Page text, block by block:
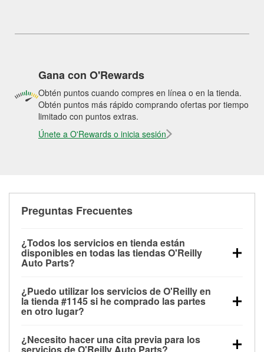
Gana con O'Rewards
Obtén puntos cuando compres en línea o en la tienda.
Obtén puntos más rápido comprando ofertas por tiempo
limitado con puntos extras.
Únete a O'Rewards o inicia sesión
Preguntas Frecuentes
¿Todos los servicios en tienda están
disponibles en todas las tiendas O'Reilly
Auto Parts?
las pruebas de batería, pruebas de alternador y
motor de arranque, revisión de la luz “Check Engine”
con O'Reilly VeriScan® e instalación de
limpiaparabrisas o bombillas, están disponibles en
todas las tiendas O'Reilly Auto Parts. La tienda
¿Puedo utilizar los servicios de O'Reilly en
la tienda #1145 si he comprado las partes
en otro lugar?
de O'Reilly Auto Parts que estén disponibles en la
¿Necesito hacer una cita previa para los